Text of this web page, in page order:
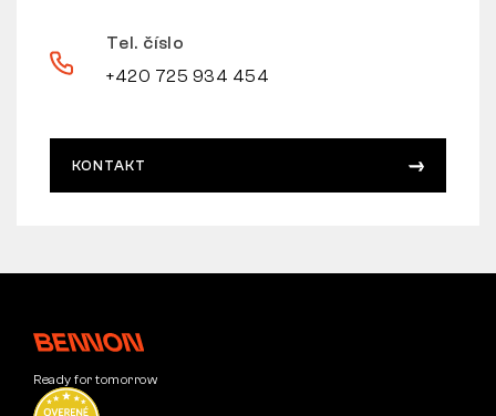
Tel. číslo
+420 725 934 454
KONTAKT
Ready for tomorrow